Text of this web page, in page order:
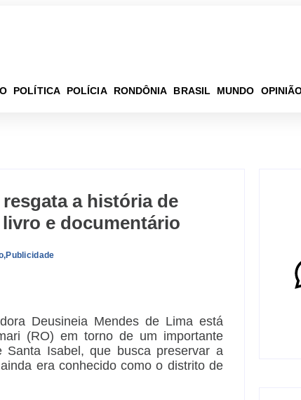
POLÍTICA POLÍCIA RONDÔNIA BRASIL MUNDO
a história de
e documentário
,Publicidade
Deusineia Mendes de Lima está
(RO) em torno de um importante
Santa Isabel, que busca preservar a
era conhecido como o distrito de